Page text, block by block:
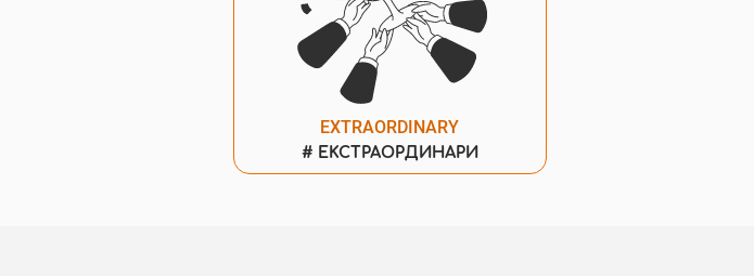
EXTRAORDINARY
# ЕКСТРАОРДИНАРИ